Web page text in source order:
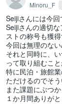
Minoru_F
Seijiさんには今回
Seijiさんの適切
ストの称号も獲
今回は無理のな
それと同時に、
って取り組むこ
特に民泊・旅館
ただけるのでそ
また課題にぶつ
１か月間ありが